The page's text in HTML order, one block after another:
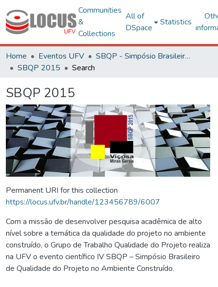
Communities
&
Collections
All of
DSpace
Statistics
Home Eventos UFV
SBQP - Simpósio Brasileiro de Qualidade do Projeto no Ambiente Construído
SBQP 2015
Search
SBQP 2015
Permanent URI for this collection
https://locus.ufv.br/handle/123456789/6007
Com a missão de desenvolver pesquisa acadêmica de alto
nível sobre a temática da qualidade do projeto no ambiente
construído, o Grupo de Trabalho Qualidade do Projeto realiza
na UFV o evento científico IV SBQP – Simpósio Brasileiro
de Qualidade do Projeto no Ambiente Construído.